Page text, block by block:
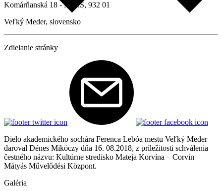
Komárňanská 18 - MsKS, 932 01
Veľký Meder, slovensko
Zdielanie stránky
Dielo akademického sochára Ferenca Lebóa mestu Veľký Meder
daroval Dénes Mikóczy dňa 16. 08.2018, z príležitosti schválenia
čestného názvu: Kultúrne stredisko Mateja Korvína – Corvin
Mátyás Művelődési Központ.
Galéria